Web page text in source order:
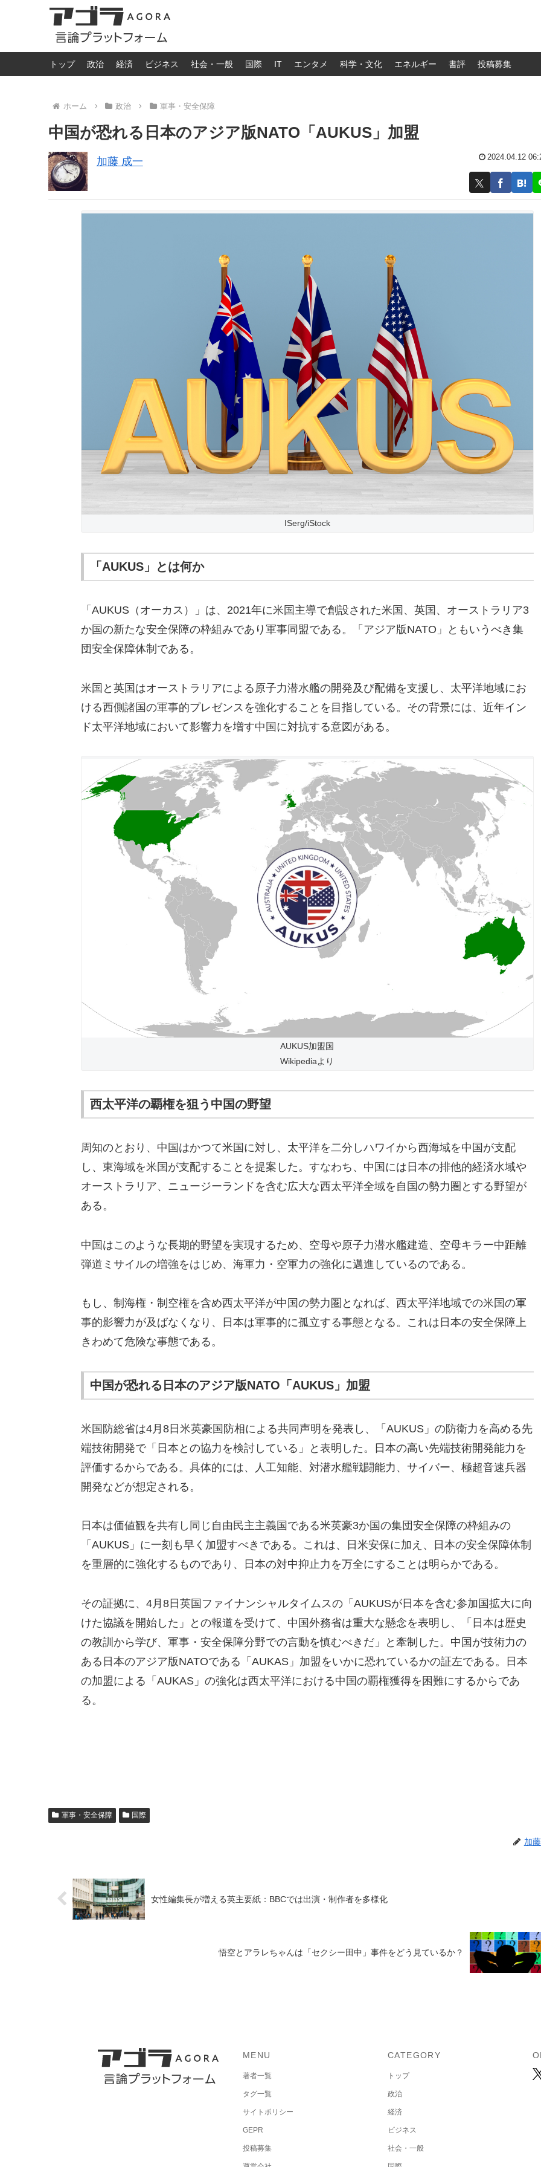
トップ 政治 経済 ビジネス 社会・一般 国際 IT エンタメ 科学・文化 エネルギー 書評 投稿募集
ホーム 政治 軍事・安全保障
中国が恐れる日本のアジア版NATO「AUKUS」加盟
加藤 成一 2024.04.12
ISerg/iStock
「AUKUS」とは何か
「AUKUS（オーカス）」は、2021年に米国主導で創設された米国、英国、オーストラリア3
か国の新たな安全保障の枠組みであり軍事同盟である。「アジア版NATO」ともいうべき集
団安全保障体制である。
米国と英国はオーストラリアによる原子力潜水艦の開発及び配備を支援し、太平洋地域にお
ける西側諸国の軍事的プレゼンスを強化することを目指している。その背景には、近年イン
ド太平洋地域において影響力を増す中国に対抗する意図がある。
AUKUS加盟国
Wikipediaより
西太平洋の覇権を狙う中国の野望
周知のとおり、中国はかつて米国に対し、太平洋を二分しハワイから西海域を中国が支配
し、東海域を米国が支配することを提案した。すなわち、中国には日本の排他的経済水域や
オーストラリア、ニュージーランドを含む広大な西太平洋全域を自国の勢力圏とする野望が
ある。
中国はこのような長期的野望を実現するため、空母や原子力潜水艦建造、空母キラー中距離
弾道ミサイルの増強をはじめ、海軍力・空軍力の強化に邁進しているのである。
もし、制海権・制空権を含め西太平洋が中国の勢力圏となれば、西太平洋地域での米国の軍
事的影響力が及ばなくなり、日本は軍事的に孤立する事態となる。これは日本の安全保障上
きわめて危険な事態である。
中国が恐れる日本のアジア版NATO「AUKUS」加盟
米国防総省は4月8日米英豪国防相による共同声明を発表し、「AUKUS」の防衛力を高める先
端技術開発で「日本との協力を検討している」と表明した。日本の高い先端技術開発能力を
評価するからである。具体的には、人工知能、対潜水艦戦闘能力、サイバー、極超音速兵器
開発などが想定される。
日本は価値観を共有し同じ自由民主主義国である米英豪3か国の集団安全保障の枠組みの
「AUKUS」に一刻も早く加盟すべきである。これは、日米安保に加え、日本の安全保障体制
を重層的に強化するものであり、日本の対中抑止力を万全にすることは明らかである。
その証拠に、4月8日英国ファイナンシャルタイムスの「AUKUSが日本を含む参加国拡大に向
けた協議を開始した」との報道を受けて、中国外務省は重大な懸念を表明し、「日本は歴史
の教訓から学び、軍事・安全保障分野での言動を慎むべきだ」と牽制した。中国が技術力の
ある日本のアジア版NATOである「AUKAS」加盟をいかに恐れているかの証左である。日本
の加盟による「AUKAS」の強化は西太平洋における中国の覇権獲得を困難にするからであ
る。
軍事・安全保障 国際
加
女性編集長が増える英主要紙：BBCでは出演・制作者を多様化
悟空とアラレちゃんは「セクシー田中」事件をどう見ているか？
MENU
著者一覧
タグ一覧
サイトポリシー
GEPR
投稿募集
CATEGORY
トップ
政治
経済
ビジネス
社会・一般